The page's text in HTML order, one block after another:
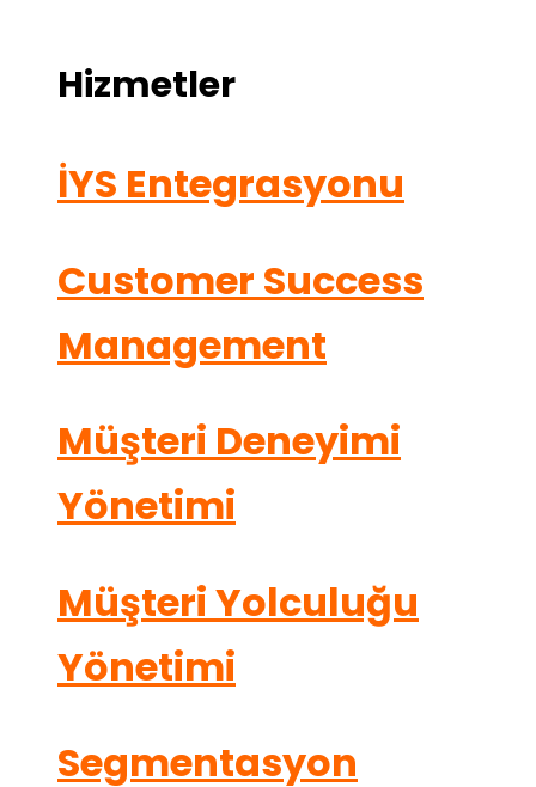
Hizmetler
İYS Entegrasyonu
Customer Success
Management
Müşteri Deneyimi
Yönetimi
Müşteri Yolculuğu
Yönetimi
Segmentasyon